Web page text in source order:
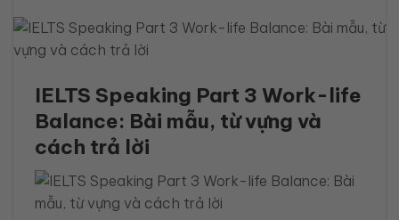
IELTS Speaking Part 3 Work-life
Balance: Bài mẫu, từ vựng và
cách trả lời